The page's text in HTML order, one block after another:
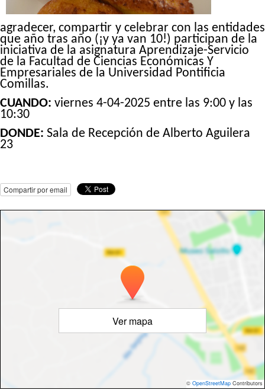
agradecer, compartir y celebrar con las entidades
que año tras año (¡y ya van 10!) participan de la
iniciativa de la asignatura Aprendizaje-Servicio
de la Facultad de Ciencias Económicas Y
Empresariales de la Universidad Pontificia
Comillas.
CUANDO: viernes 4-04-2025 entre las 9:00 y las
10:30
DONDE: Sala de Recepción de Alberto Aguilera
23
Compartir por email
Ver mapa
© OpenStreetMap Contributors